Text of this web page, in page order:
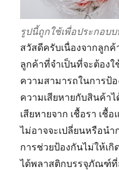
รูปนี้ถูกใช้เพื่อประกอบ
สวัสดีครับเนื่องจากลูก
ลูกค้าที่จำเป็นที่จะต้อง
ความสามารถในการป้
ความเสียหายกับสินค้า
เสียหายจาก เชื้อรา เชื้
ไม่อาจจะเปลี่ยนหรือน
การช่วยป้องกันไม่ให้เ
ได้พลาสติกบรรจุภัณฑ์ที่